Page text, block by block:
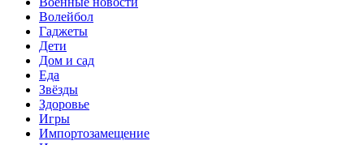
Волейбол
Гаджеты
Дети
Дом и сад
Еда
Звёзды
Здоровье
Игры
Импортозамещение